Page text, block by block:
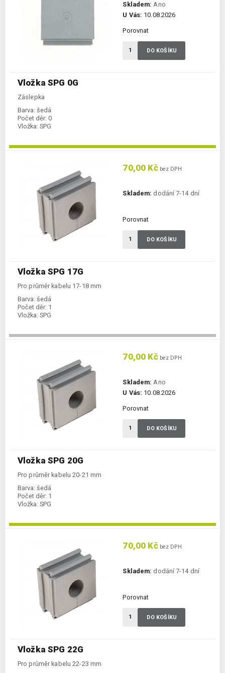
Vložka SPG 0G
Záslepka
Barva: šedá
Počet děr: 0
Vložka: SPG
Skladem: Ano
U Vás: 10.08.2026
Porovnat
DO KOŠÍKU
Vložka SPG 17G
Pro průměr kabelu 17-18 mm
Barva: šedá
Počet děr: 1
Vložka: SPG
70,00 Kčbez DPH
Skladem: dodání 7-14 dní
Porovnat
DO KOŠÍKU
Vložka SPG 20G
Pro průměr kabelu 20-21 mm
Barva: šedá
Počet děr: 1
Vložka: SPG
70,00 Kčbez DPH
Skladem: Ano
U Vás: 10.08.2026
Porovnat
DO KOŠÍKU
Vložka SPG 22G
Pro průměr kabelu 22-23 mm
70,00 Kčbez DPH
Skladem: dodání 7-14 dní
Porovnat
DO KOŠÍKU